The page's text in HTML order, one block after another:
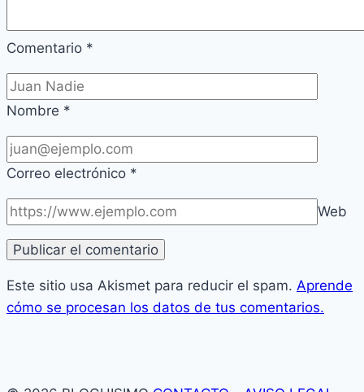
Comentario *
Nombre *
Correo electrónico *
Web
Este sitio usa Akismet para reducir el spam. Aprende
cómo se procesan los datos de tus comentarios.